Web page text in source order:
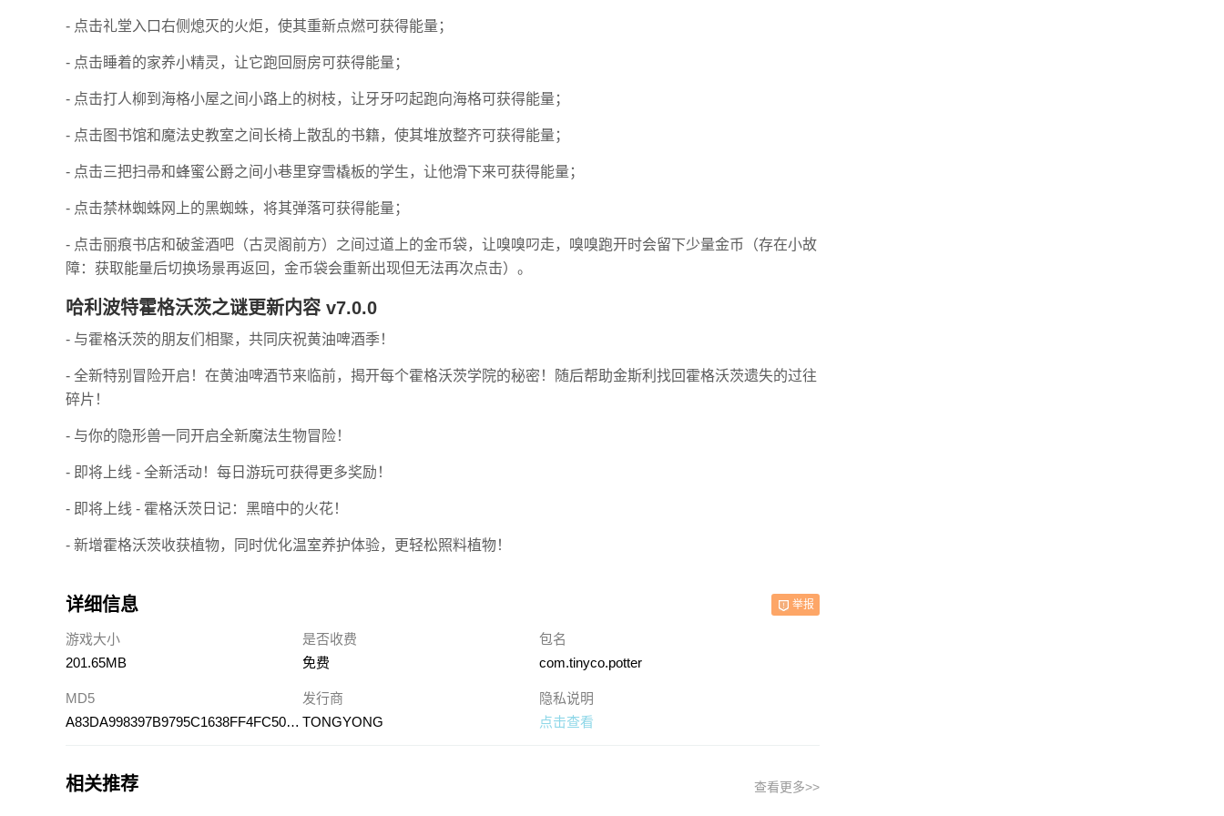
- 点击礼堂入口右侧熄灭的火炬，使其重新点燃可获得能量；
- 点击睡着的家养小精灵，让它跑回厨房可获得能量；
- 点击打人柳到海格小屋之间小路上的树枝，让牙牙叼起跑向海格可获得能量；
- 点击图书馆和魔法史教室之间长椅上散乱的书籍，使其堆放整齐可获得能量；
- 点击三把扫帚和蜂蜜公爵之间小巷里穿雪橇板的学生，让他滑下来可获得能量；
- 点击禁林蜘蛛网上的黑蜘蛛，将其弹落可获得能量；
- 点击丽痕书店和破釜酒吧（古灵阁前方）之间过道上的金币袋，让嗅嗅叼走，嗅嗅跑开时会留下少量金币（存在小故
障：获取能量后切换场景再返回，金币袋会重新出现但无法再次点击）。
哈利波特霍格沃茨之谜更新内容 v7.0.0
- 与霍格沃茨的朋友们相聚，共同庆祝黄油啤酒季！
- 全新特别冒险开启！在黄油啤酒节来临前，揭开每个霍格沃茨学院的秘密！随后帮助金斯利找回霍格沃茨遗失的过往
碎片！
- 与你的隐形兽一同开启全新魔法生物冒险！
- 即将上线 - 全新活动！每日游玩可获得更多奖励！
- 即将上线 - 霍格沃茨日记：黑暗中的火花！
- 新增霍格沃茨收获植物，同时优化温室养护体验，更轻松照料植物！
详细信息 举报
游戏大小
201.65MB
是否收费
免费
包名
com.tinyco.potter
MD5
A83DA998397B9795C1638FF4FC502503
发行商
TONGYONG
隐私说明
点击查看
相关推荐 查看更多>>